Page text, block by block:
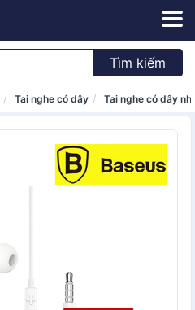
Tìm kiếm
Tai nghe có dây Tai nghe có dây